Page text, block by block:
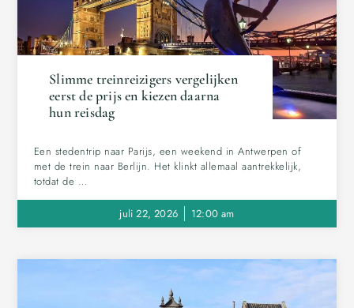
Slimme treinreizigers vergelijken
eerst de prijs en kiezen daarna
hun reisdag
Een stedentrip naar Parijs, een weekend in Antwerpen of
met de trein naar Berlijn. Het klinkt allemaal aantrekkelijk,
totdat de …
juli 22, 2026 12:00 am